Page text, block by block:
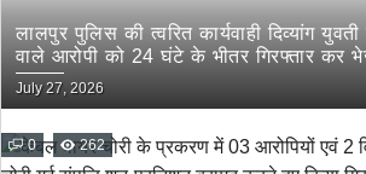
लालपुर पुलिस की त्वरित कार्यवाही दिव्यांग
वाले आरोपी को 24 घंटे के भीतर गिरफ्तार कर
July 27, 2026
0 262